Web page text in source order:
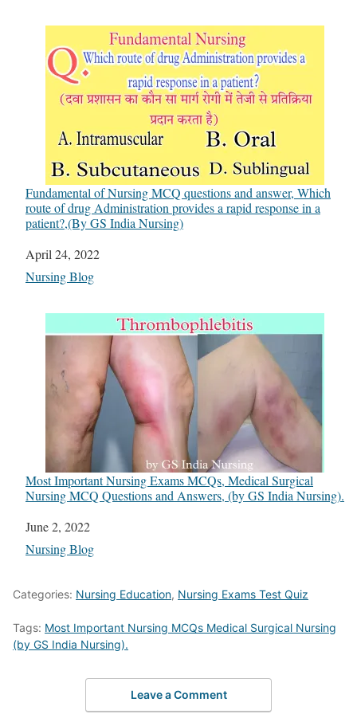
Fundamental of Nursing MCQ questions and answer, Which
route of drug Administration provides a rapid response in a
patient?,(By GS India Nursing)
Date
April 24, 2022
In relation to
Nursing Blog
Most Important Nursing Exams MCQs, Medical Surgical
Nursing MCQ Questions and Answers, (by GS India Nursing).
Date
June 2, 2022
In relation to
Nursing Blog
Categories: Nursing Education, Nursing Exams Test Quiz
Tags: Most Important Nursing MCQs Medical Surgical Nursing
(by GS India Nursing).
Leave a Comment